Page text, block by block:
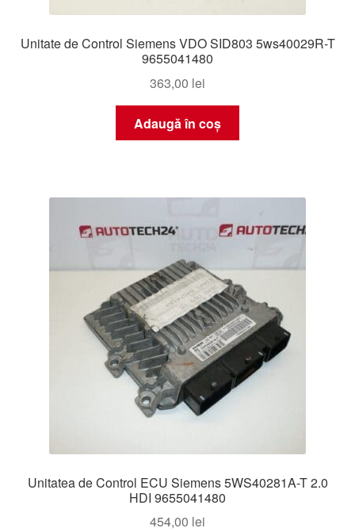
Unitate de Control Siemens VDO SID803 5ws40029R-T
9655041480
363,00 lei
Adaugă în coș
Unitatea de Control ECU Siemens 5WS40281A-T 2.0
HDI 9655041480
454,00 lei